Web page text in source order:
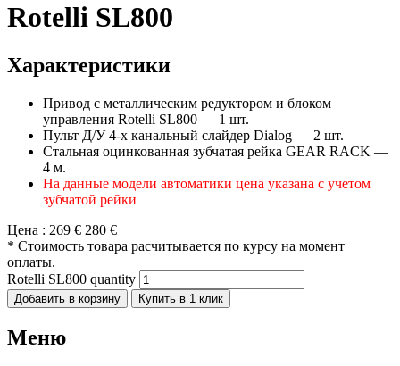
Rotelli SL800
Характеристики
Привод с металлическим редуктором и блоком
управления Rotelli SL800 — 1 шт.
Пульт Д/У 4-х канальный слайдер Dialog — 2 шт.
Стальная оцинкованная зубчатая рейка GEAR RACK —
4 м.
На данные модели автоматики цена указана с учетом
зубчатой рейки
Цена : 269 € 280 €
* Стоимость товара расчитывается по курсу на момент
оплаты.
Rotelli SL800 quantity
Добавить в корзину Купить в 1 клик
Меню